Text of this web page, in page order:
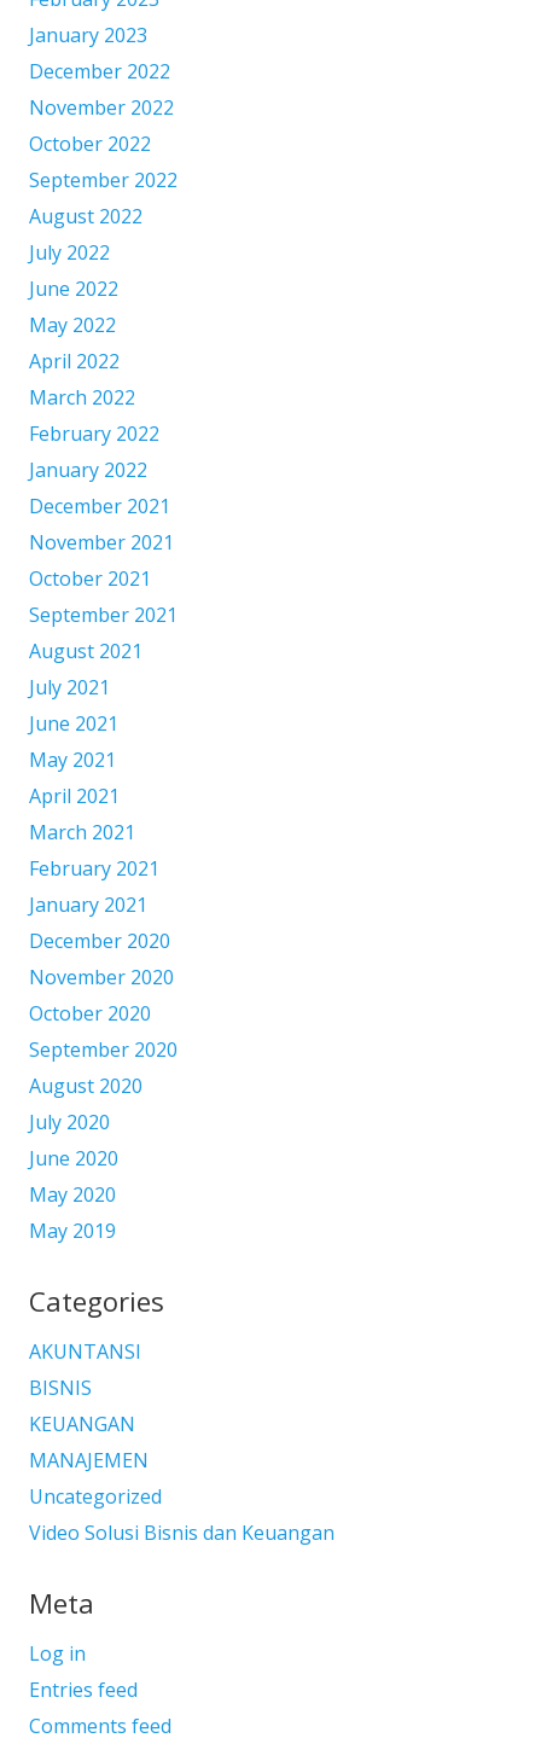
January 2023
December 2022
November 2022
October 2022
September 2022
August 2022
July 2022
June 2022
May 2022
April 2022
March 2022
February 2022
January 2022
December 2021
November 2021
October 2021
September 2021
August 2021
July 2021
June 2021
May 2021
April 2021
March 2021
February 2021
January 2021
December 2020
November 2020
October 2020
September 2020
August 2020
July 2020
June 2020
May 2020
May 2019
Categories
AKUNTANSI
BISNIS
KEUANGAN
MANAJEMEN
Uncategorized
Video Solusi Bisnis dan Keuangan
Meta
Log in
Entries feed
Comments feed